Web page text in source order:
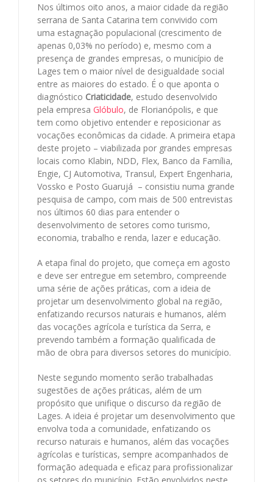
Nos últimos oito anos, a maior cidade da região
serrana de Santa Catarina tem convivido com
uma estagnação populacional (crescimento de
apenas 0,03% no período) e, mesmo com a
presença de grandes empresas, o município de
Lages tem o maior nível de desigualdade social
entre as maiores do estado. É o que aponta o
diagnóstico Criaticidade, estudo desenvolvido
pela empresa Glóbulo, de Florianópolis, e que
tem como objetivo entender e reposicionar as
vocações econômicas da cidade. A primeira etapa
deste projeto – viabilizada por grandes empresas
locais como Klabin, NDD, Flex, Banco da Família,
Engie, CJ Automotiva, Transul, Expert Engenharia,
Vossko e Posto Guarujá – consistiu numa grande
pesquisa de campo, com mais de 500 entrevistas
nos últimos 60 dias para entender o
desenvolvimento de setores como turismo,
economia, trabalho e renda, lazer e educação.
A etapa final do projeto, que começa em agosto
e deve ser entregue em setembro, compreende
uma série de ações práticas, com a ideia de
projetar um desenvolvimento global na região,
enfatizando recursos naturais e humanos, além
das vocações agrícola e turística da Serra, e
prevendo também a formação qualificada de
mão de obra para diversos setores do município.
Neste segundo momento serão trabalhadas
sugestões de ações práticas, além de um
propósito que unifique o discurso da região de
Lages. A ideia é projetar um desenvolvimento que
envolva toda a comunidade, enfatizando os
recurso naturais e humanos, além das vocações
agrícolas e turísticas, sempre acompanhados de
formação adequada e eficaz para profissionalizar